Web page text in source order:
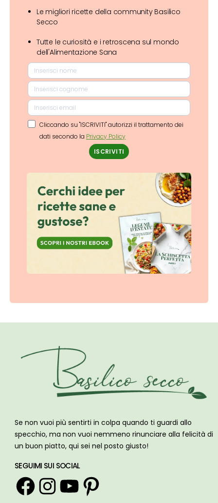
Le migliori ricette della community Basilico
Secco
Tutte le curiosità e i retroscena sul mondo
dell'Alimentazione Sana
Cliccando su "ISCRIVITI" autorizzi il trattamento dei
dati secondo la Privacy Policy
ISCRIVITI
Se non vuoi più sentirti in colpa quando ti guardi allo
specchio, ma non vuoi nemmeno rinunciare alla felicità di
un buon piatto, qui sei nel posto giusto!
SEGUIMI SUI SOCIAL
Facebook
Instagram
YouTube
Pinterest